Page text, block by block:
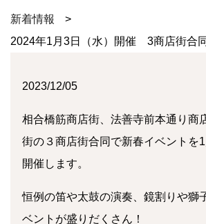
新着情報
2024年1月3日（水）開催 3商店街合
2023/12/05
相合橋筋商店街、法善寺前本通り商
街の３商店街合同で新春イベントを1
開催します。
恒例の笛や太鼓の演奏、鏡割りや獅
ベントが盛りだくさん！